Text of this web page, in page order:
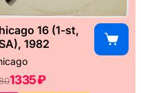
16 (1-st,
1982
1335 ₽